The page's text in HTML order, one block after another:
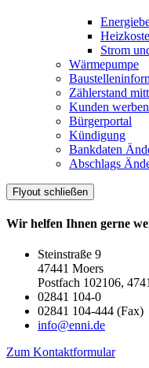
Strom
Wärmepumpe
Zählerstand
Kunden
Bürgerportal
Kündigung
Bankdaten
Abschlags
Flyout schließen
Wir helfen Ihnen gerne
Steinstraße 9
47441 Moers
Postfach 102106,
02841 104-0
02841 104-444 (Fax)
info@enni.de
Zum Kontaktformular